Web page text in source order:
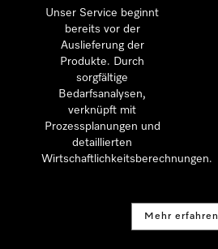
Unser Service beginnt
bereits vor der
Auslieferung der
Produkte. Durch
sorgfältige
Bedarfsanalysen,
verknüpft mit
Prozessplanungen und
detaillierten
Wirtschaftlichkeitsberechnungen.
Mehr erfahren